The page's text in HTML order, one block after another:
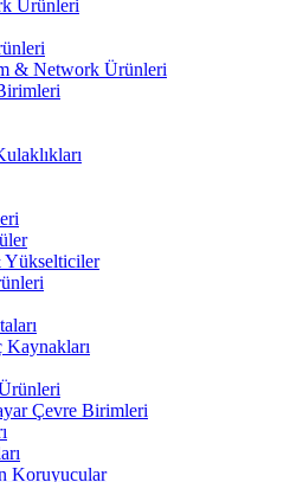
Ürünleri
& Network Ürünleri
Yükselticiler
Çevre Birimleri
Koruyucular